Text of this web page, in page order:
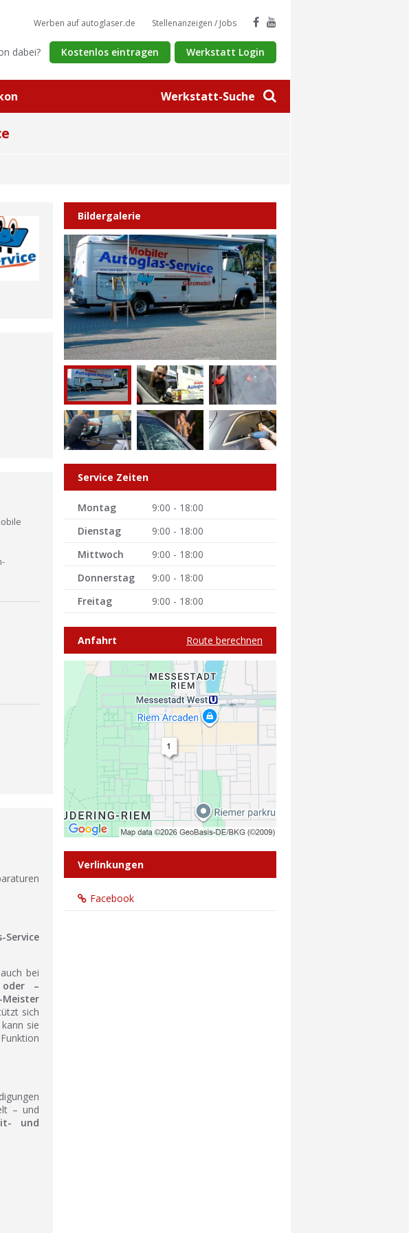
Werkstatt-Suche
Werben auf autoglaser.de Stellenanzeigen / Jobs
dabei? Kostenlos eintragen Werkstatt Login
Service
bei
oder –
Meister
sich
sie
– und
und
Bildergalerie
Service Zeiten
Montag
9:00 - 18:00
Dienstag
9:00 - 18:00
Mittwoch
9:00 - 18:00
Donnerstag
9:00 - 18:00
Freitag
9:00 - 18:00
Anfahrt Route berechnen
Verlinkungen
Facebook